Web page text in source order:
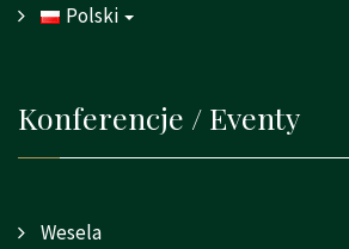
Polski
Konferencje / Eventy
Wesela